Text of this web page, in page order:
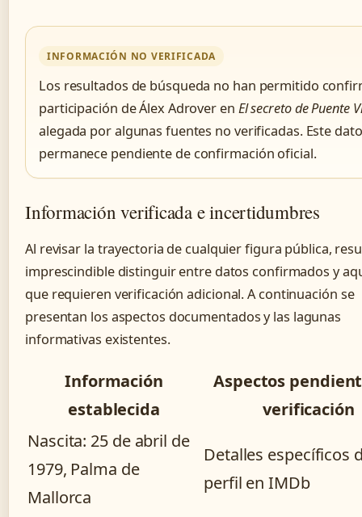
INFORMACIÓN NO VERIFICADA
Los resultados de búsqueda no han permitido
participación de Álex Adrover en El secreto de Puente
alegada por algunas fuentes no verificadas. Este dato
permanece pendiente de confirmación oficial.
Información verificada e incertidumbres
Al revisar la trayectoria de cualquier figura pública,
imprescindible distinguir entre datos confirmados y
que requieren verificación adicional. A continuación se
presentan los aspectos documentados y las lagunas
informativas existentes.
Información
establecida
Aspectos
verificación
Nascita: 25 de abril de
1979, Palma de
Mallorca
Detalles específicos
perfil en IMDb